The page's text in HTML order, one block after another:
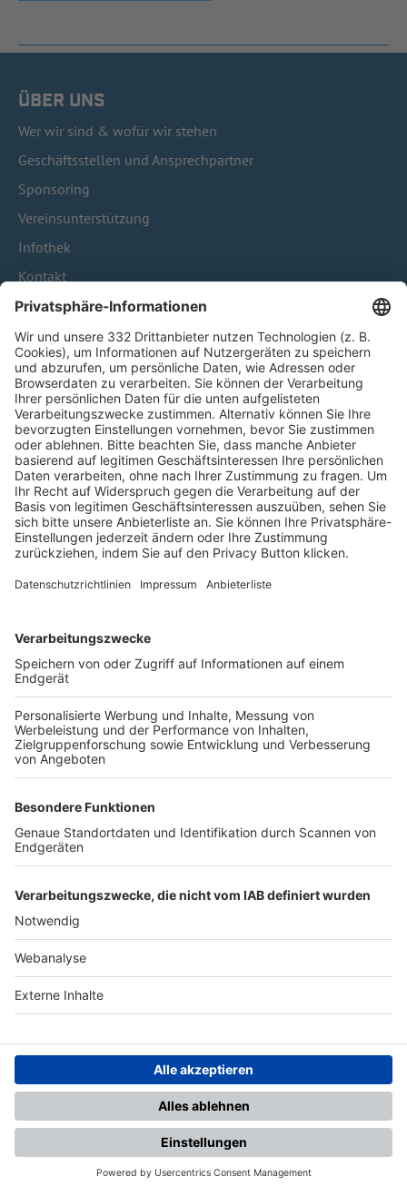
ÜBER UNS
Wer wir sind & wofür wir stehen
Geschäftsstellen und Ansprechpartner
Sponsoring
Vereinsunterstützung
Infothek
Kontakt
HÄUFIG BESUCHTE SEITEN
Pässe und Vereinswechsel
Trainerausbildung
Schulungsangebot Vereinsmitarbeiter
BFV-Geschäftsstellen
Trainerbörse
Login SpielPlus
FOLGE DEM BFV
TOP-VEREINE
TOP-PARTNER
Nutzungsbedingungen Datenschutz Impressum